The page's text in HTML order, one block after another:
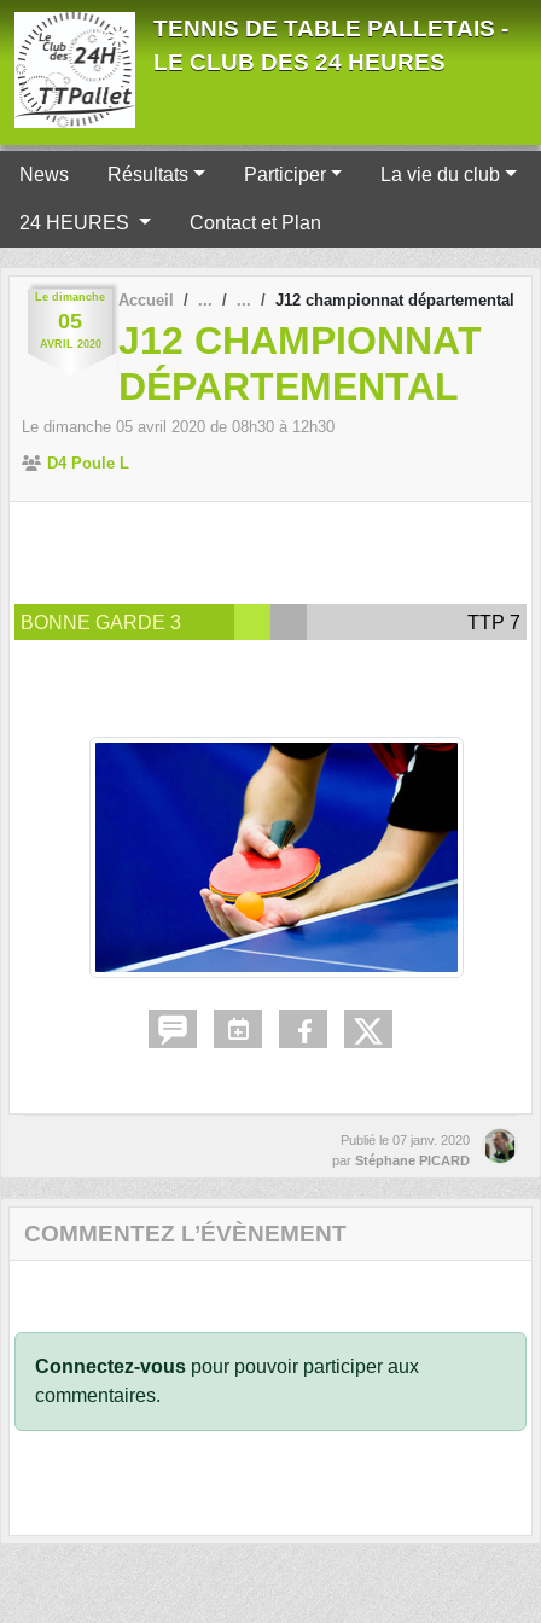
TENNIS DE TABLE PALLETAIS -
LE CLUB DES 24 HEURES
News Résultats Participer La vie du club
24 HEURES Contact et Plan
Le dimanche
05
AVRIL 2020
Accueil J12 championnat départemental
J12 CHAMPIONNAT
DÉPARTEMENTAL
Le dimanche 05 avril 2020 de 08h30 à 12h30
D4 Poule L
BONNE GARDE 3 TTP 7
Publié le 07 janv. 2020
par Stéphane PICARD
COMMENTEZ L’ÉVÈNEMENT
Connectez-vous pour pouvoir participer aux
commentaires.
Panneau de gestion des cookies